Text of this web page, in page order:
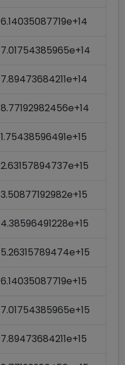
6.14035087719e+14
7.01754385965e+14
7.89473684211e+14
8.77192982456e+14
1.75438596491e+15
2.63157894737e+15
3.50877192982e+15
4.38596491228e+15
5.26315789474e+15
6.14035087719e+15
7.01754385965e+15
7.89473684211e+15